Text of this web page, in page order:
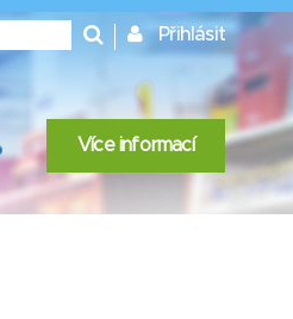
Přihlásit
Více informací